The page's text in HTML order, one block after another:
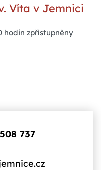
Víta v Jemnici
hodin zpřístupněny
737